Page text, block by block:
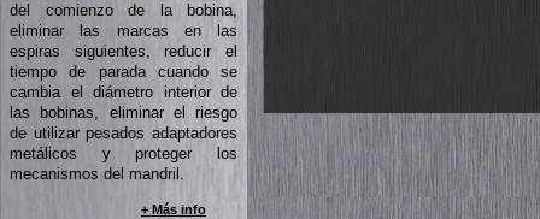
del comienzo de la bobina,
eliminar las marcas en las
espiras siguientes, reducir el
tiempo de parada cuando se
cambia el diámetro interior de
las bobinas, eliminar el riesgo
de utilizar pesados adaptadores
metálicos y proteger los
mecanismos del mandril.
+ Más info